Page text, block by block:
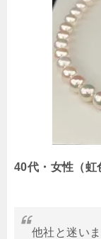
40代・女性（虹
他社と迷い